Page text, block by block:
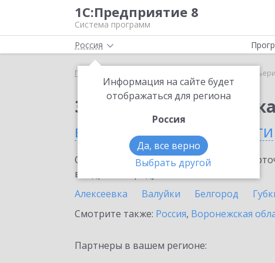
1С:Предприятие 8
Система программ
Россия
Информация на сайте будет
отображаться для региона
Россия
Да, все верно
Выбрать другой
Главная 1С-
Заказать 1С-Курьерика
в Белгородской области
Ознакомьтесь с информационными
внедрение продукта.
Алексеевка
Валуйки Белгород
Смотрите также: Россия, Воронежская
Партнеры в вашем регионе: